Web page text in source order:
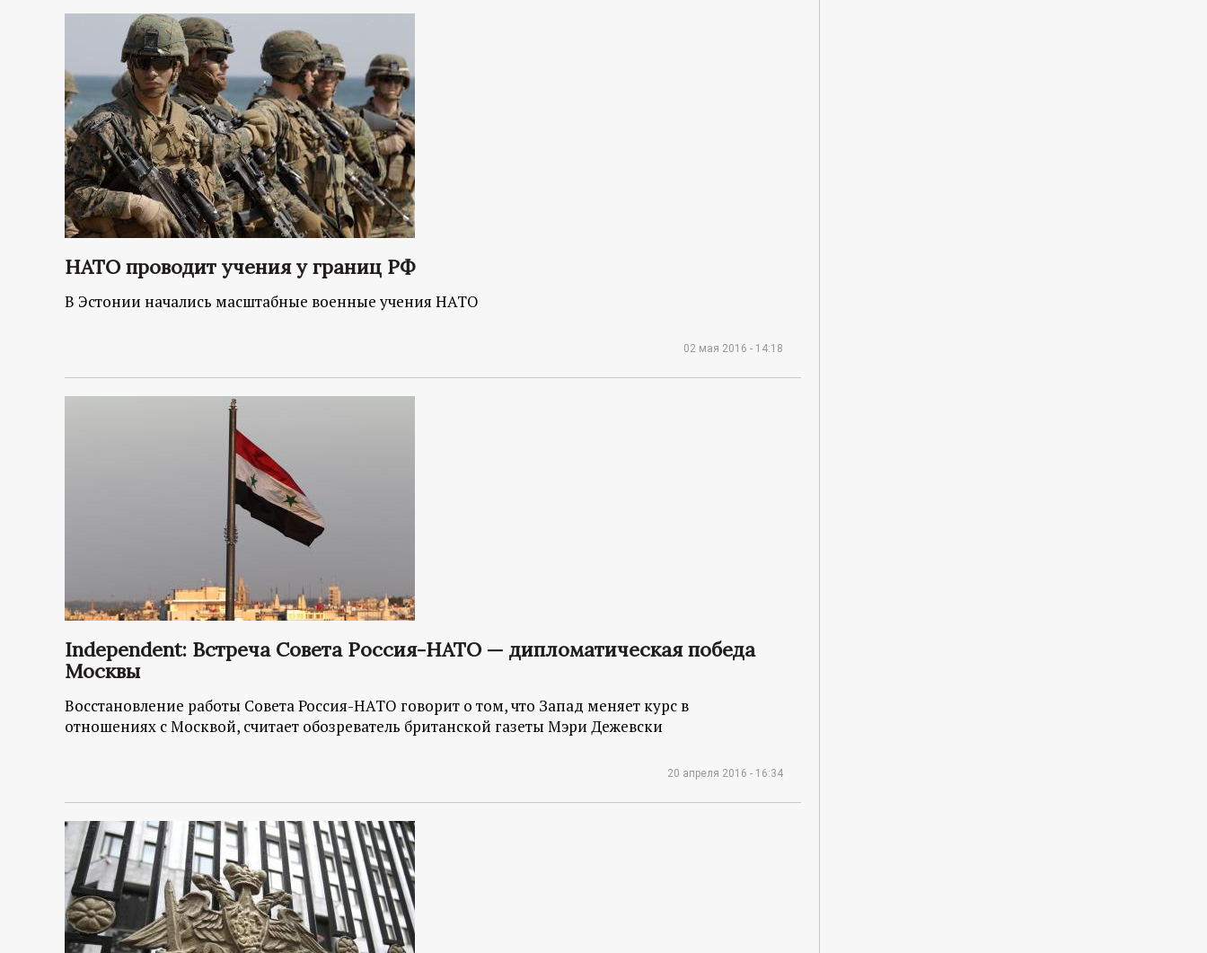
НАТО проводит учения у границ РФ
В Эстонии начались масштабные военные учения НАТО
02 мая 2016 - 14:18
Independent: Встреча Совета Россия-НАТО — дипломатическая победа
Москвы
Восстановление работы Совета Россия-НАТО говорит о том, что Запад меняет курс в
отношениях с Москвой, считает обозреватель британской газеты Мэри Дежевски
20 апреля 2016 - 16:34